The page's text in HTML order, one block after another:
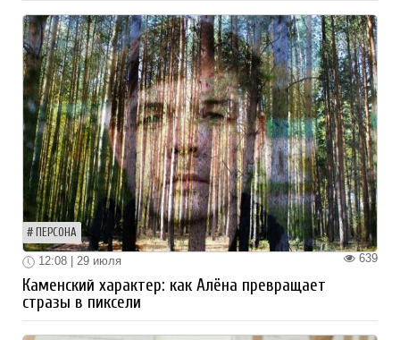
ПЕРСОНА
639
12:08 | 29 июля
Каменский характер: как Алёна превращает
стразы в пиксели